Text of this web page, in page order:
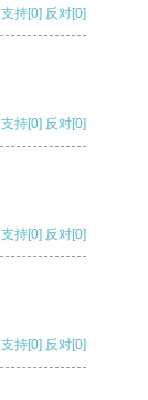
支持[0] 反对[0]
支持[0] 反对[0]
支持[0] 反对[0]
支持[0] 反对[0]